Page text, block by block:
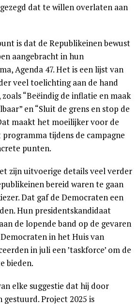
dat te willen overlaten aan
is dat de Republikeinen bewust
aangebracht in hun
Agenda 47. Het is een lijst van
veel toelichting aan de hand
“Beëindig de inflatie en maak
en “Sluit de grens en stop de
maakt het moeilijker voor de
tijdens de campagne
punten.
zijn uitvoerige details veel verder
bereid waren te gaan
Dat gaf de Democraten een
Hun presidentskandidaat
de lopende band op de gevaren
in het Huis van
in juli een ’taskforce’ om de
bieden.
elke suggestie dat hij door
Project 2025 is